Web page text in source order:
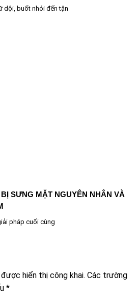
dội, buốt nhói đến tận
SƯNG MẶT NGUYÊN NHÂN VÀ
pháp cuối cùng
hiển thị công khai. Các trường
*